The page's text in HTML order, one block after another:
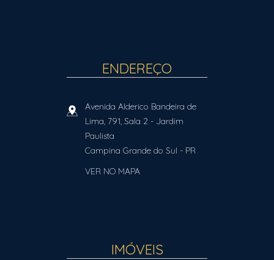
ENDEREÇO
Avenida Alderico Bandeira de
Lima, 791, Sala 2 - Jardim
Paulista
Campina Grande do Sul - PR
VER NO MAPA
IMÓVEIS